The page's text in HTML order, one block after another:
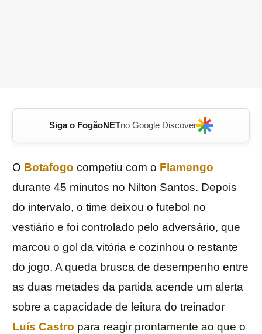
Siga o FogãoNETno Google Discover
O Botafogo competiu com o Flamengo
durante 45 minutos no Nilton Santos. Depois
do intervalo, o time deixou o futebol no
vestiário e foi controlado pelo adversário, que
marcou o gol da vitória e cozinhou o restante
do jogo. A queda brusca de desempenho entre
as duas metades da partida acende um alerta
sobre a capacidade de leitura do treinador
Luís Castro para reagir prontamente ao que o